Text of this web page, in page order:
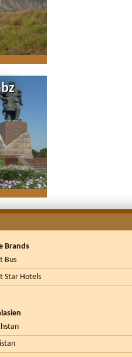
Brands
Bus
Star Hotels